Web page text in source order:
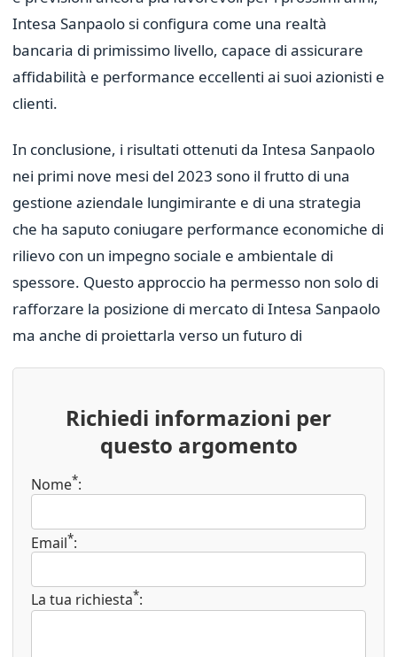
Intesa Sanpaolo si configura come una realtà
bancaria di primissimo livello, capace di assicurare
affidabilità e performance eccellenti ai suoi azionisti e
clienti.
In conclusione, i risultati ottenuti da Intesa Sanpaolo
nei primi nove mesi del 2023 sono il frutto di una
gestione aziendale lungimirante e di una strategia
che ha saputo coniugare performance economiche di
rilievo con un impegno sociale e ambientale di
spessore. Questo approccio ha permesso non solo di
rafforzare la posizione di mercato di Intesa Sanpaolo
ma anche di proiettarla verso un futuro di
Richiedi informazioni per
questo argomento
Nome*:
Email*:
La tua richiesta*: